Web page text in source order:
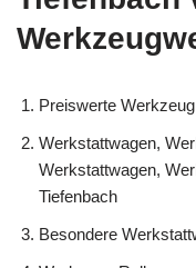
Preiswerte
Werkstattwagen,
Werkstattwagen,
Tiefenbach
Besondere